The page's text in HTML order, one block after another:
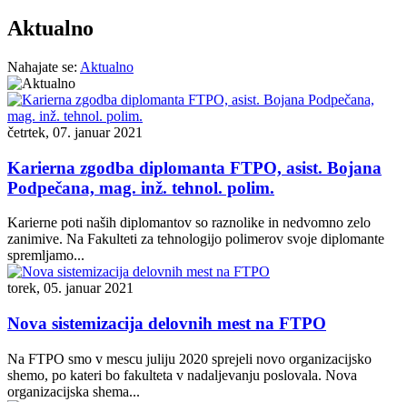
Aktualno
Nahajate se: Aktualno
četrtek, 07. januar 2021
Karierna zgodba diplomanta FTPO, asist. Bojana
Podpečana, mag. inž. tehnol. polim.
Karierne poti naših diplomantov so raznolike in nedvomno zelo
zanimive. Na Fakulteti za tehnologijo polimerov svoje diplomante
spremljamo...
torek, 05. januar 2021
Nova sistemizacija delovnih mest na FTPO
Na FTPO smo v mescu juliju 2020 sprejeli novo organizacijsko
shemo, po kateri bo fakulteta v nadaljevanju poslovala. Nova
organizacijska shema...